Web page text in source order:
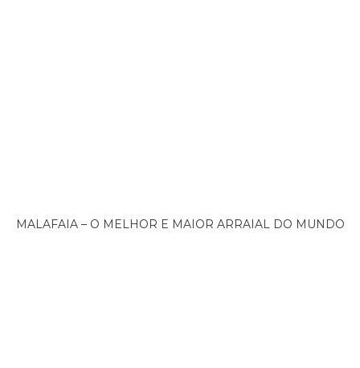
MALAFAIA – O MELHOR E MAIOR ARRAIAL DO MUNDO